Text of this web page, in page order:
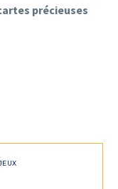
précieuses